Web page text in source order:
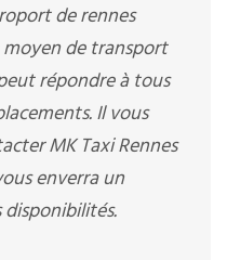
de rennes
moyen de transport
répondre à tous
Il vous
MK Taxi Rennes
enverra un
disponibilités.